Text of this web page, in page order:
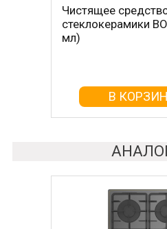
Чистящее
стеклокерамики
мл)
В
Скребок для ухода
стеклокерамикой
В